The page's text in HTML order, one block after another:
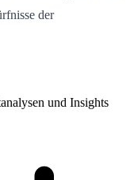
der
und Insights